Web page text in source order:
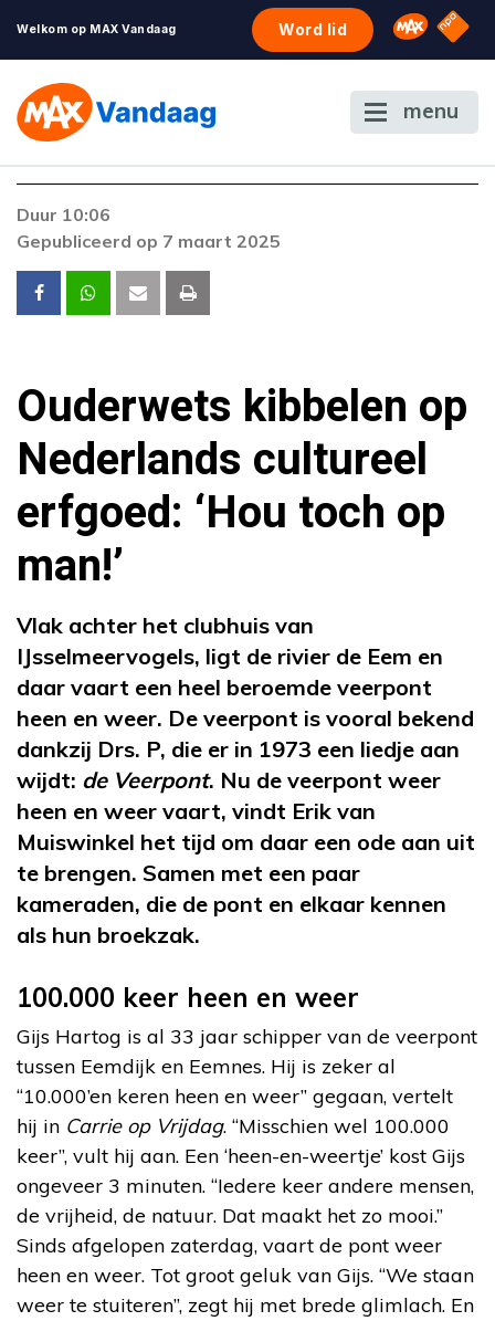
Welkom op MAX Vandaag Word lid Omroep
NPO
menu
Er is een licentie-fout opgetreden. Als het
contact op met onze klantenservice.
Duur 10:06
Gepubliceerd op 7 maart 2025
Ouderwets kibbelen op
Nederlands cultureel
erfgoed: ‘Hou toch op
man!’
Vlak achter het clubhuis van
IJsselmeervogels, ligt de rivier de Eem en
daar vaart een heel beroemde veerpont
heen en weer. De veerpont is vooral bekend
dankzij Drs. P, die er in 1973 een liedje aan
wijdt: de Veerpont. Nu de veerpont weer
heen en weer vaart, vindt Erik van
Muiswinkel het tijd om daar een ode aan uit
te brengen. Samen met een paar
kameraden, die de pont en elkaar kennen
als hun broekzak.
100.000 keer heen en weer
Gijs Hartog is al 33 jaar schipper van de veerpont
tussen Eemdijk en Eemnes. Hij is zeker al
“10.000’en keren heen en weer” gegaan, vertelt
hij in Carrie op Vrijdag. “Misschien wel 100.000
keer”, vult hij aan. Een ‘heen-en-weertje’ kost Gijs
ongeveer 3 minuten. “Iedere keer andere mensen,
de vrijheid, de natuur. Dat maakt het zo mooi.”
Sinds afgelopen zaterdag, vaart de pont weer
heen en weer. Tot groot geluk van Gijs. “We staan
weer te stuiteren”, zegt hij met brede glimlach. En